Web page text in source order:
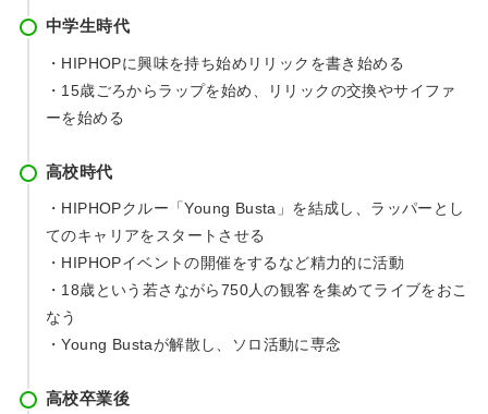
中学生時代
・HIPHOPに興味を持ち始めリリックを書き始める
・15歳ごろからラップを始め、リリックの交換やサイファ
ーを始める
高校時代
・HIPHOPクルー「Young Busta」を結成し、ラッパーとし
てのキャリアをスタートさせる
・HIPHOPイベントの開催をするなど精力的に活動
・18歳という若さながら750人の観客を集めてライブをおこ
なう
・Young Bustaが解散し、ソロ活動に専念
高校卒業後